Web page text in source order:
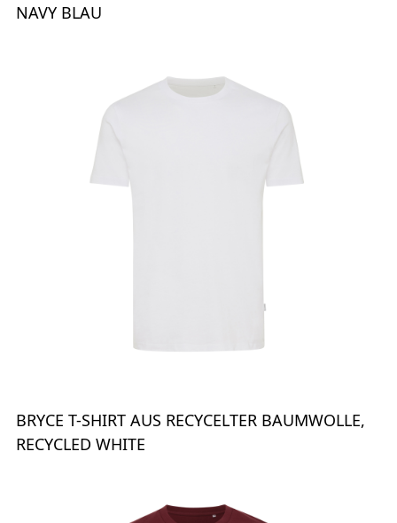
NAVY BLAU
BRYCE T-SHIRT AUS RECYCELTER BAUMWOLLE,
RECYCLED WHITE